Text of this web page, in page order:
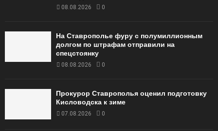
08.08.2026 0
На Ставрополье фуру с полумиллионным
долгом по штрафам отправили на
спецстоянку
08.08.2026 0
Прокурор Ставрополья оценил подготовку
Кисловодска к зиме
07.08.2026 0